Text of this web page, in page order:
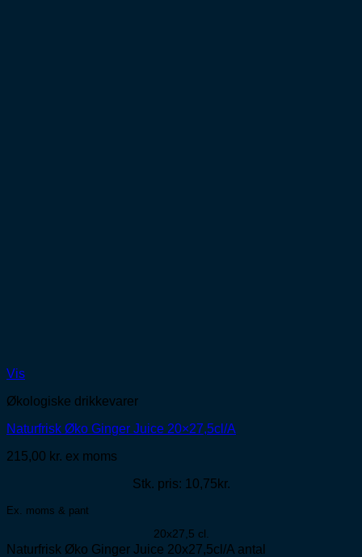
Vis
Økologiske drikkevarer
Naturfrisk Øko Ginger Juice 20×27,5cl/A
215,00 kr. ex moms
Stk. pris: 10,75kr.
Ex. moms & pant
20x27,5 cl.
Naturfrisk Øko Ginger Juice 20x27,5cl/A antal